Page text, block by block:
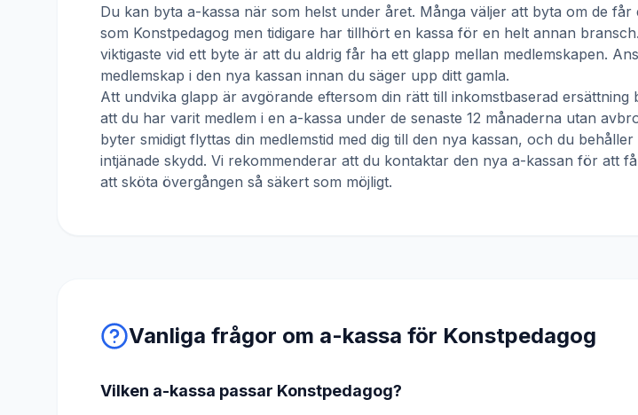
Du kan byta a-kassa när som helst under året. Många väljer att byta om de får
som Konstpedagog men tidigare har tillhört en kassa för en helt annan
viktigaste vid ett byte är att du aldrig får ha ett glapp mellan medlemskapen.
medlemskap i den nya kassan innan du säger upp ditt gamla.
Att undvika glapp är avgörande eftersom din rätt till inkomstbaserad ersättning
att du har varit medlem i en a-kassa under de senaste 12 månaderna utan
byter smidigt flyttas din medlemstid med dig till den nya kassan, och du behåller
intjänade skydd. Vi rekommenderar att du kontaktar den nya a-kassan för att
att sköta övergången så säkert som möjligt.
Vanliga frågor om a-kassa för Konstpedagog
Vilken a-kassa passar Konstpedagog?